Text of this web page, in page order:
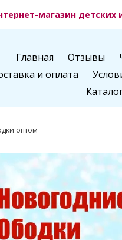
магазин детских
Главная
Отзывы
и оплата
оптом